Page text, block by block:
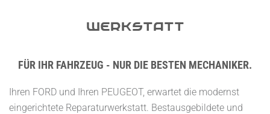
Werkstatt
FÜR IHR FAHRZEUG - NUR DIE BESTEN MECHANIKER.
Ihren FORD und Ihren PEUGEOT, erwartet die modernst
eingerichtete Reparaturwerkstatt. Bestausgebildete und